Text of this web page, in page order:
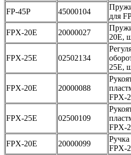
FP-45P 45000104
для
FPX-20E 20000027
20E,
FPX-25E 02502134
25E,
FPX-20E 20000088
FPX-
FPX-25E 02500109
FPX-
FPX-20E 20000099
FPX-